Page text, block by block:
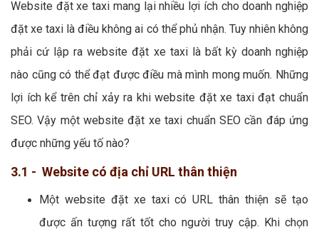
Website đặt xe taxi mang lại nhiều lợi ích cho doanh nghiệp
đặt xe taxi là điều không ai có thể phủ nhận. Tuy nhiên không
phải cứ lập ra website đặt xe taxi là bất kỳ doanh nghiệp
nào cũng có thể đạt được điều mà mình mong muốn. Những
lợi ích kể trên chỉ xảy ra khi website đặt xe taxi đạt chuẩn
SEO. Vậy một website đặt xe taxi chuẩn SEO cần đáp ứng
được những yếu tố nào?
3.1 - Website có địa chỉ URL thân thiện
Một website đặt xe taxi có URL thân thiện sẽ tạo
được ấn tượng rất tốt cho người truy cập. Khi chọn